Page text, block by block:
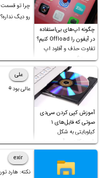
چگونه اپ‌های بی‌استفاده
در آیفون را Offload کنیم؟
تفاوت حذف و آفلود اپ
چیست؟
رو دیگ نداره؟
آموزش کپی کردن سی‌دی
صوتی که فایل‌های ۱
کیلوبایتی به شکل
شورت‌کات در آن موجود
است!
علی
عالی بود⚘
exir